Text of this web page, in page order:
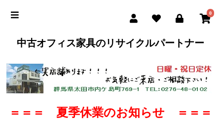
0
中古オフィス家具のリサイクルパートナー
＝＝＝ 夏季休業のお知らせ ＝＝＝